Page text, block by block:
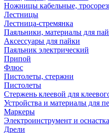
Ножницы кабельные,
Лестницы
Лестница-стремянка
Паяльники, материалы для
Аксессуары для пайки
Паяльник электрический
Припой
Флюс
Пистолеты, стержни
Пистолеты
Стержень клеевой для
Устройства и материалы для
Маркеры
Электроинструмент и оснастка
Дрели